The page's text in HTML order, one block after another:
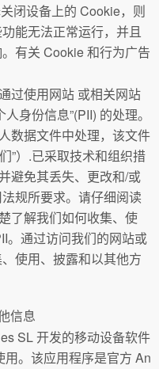
闭设备上的 Cookie，则
能无法正常运行，并且
有关 Cookie 和行为广告
过使用网站 或相关网站
身份信息”(PII) 的处理。
数据文件中处理，该文件
”）.已采取技术和组织措
避免其丢失、更改和/或
规所要求。请仔细阅读
了解我们如何收集、使
。通过访问我们的网站或
使用、披露和以其他方
信息
SL 开发的移动设备软件
用。该应用程序是官方 An